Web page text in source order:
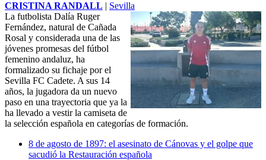
CRISTINA RANDALL | Sevilla
La futbolista Dalía Ruger
Fernández, natural de Cañada
Rosal y considerada una de las
jóvenes promesas del fútbol
femenino andaluz, ha
formalizado su fichaje por el
Sevilla FC Cadete. A sus 14
años, la jugadora da un nuevo
paso en una trayectoria que ya la
ha llevado a vestir la camiseta de
la selección española en categorías de formación.
8 de agosto de 1897: el asesinato de Cánovas y el golpe que
sacudió la Restauración española